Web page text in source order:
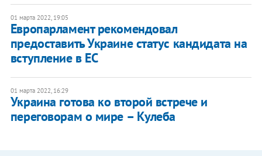
01 марта 2022, 19:05
Европарламент рекомендовал
предоставить Украине статус кандидата на
вступление в ЕС
01 марта 2022, 16:29
Украина готова ко второй встрече и
переговорам о мире – Кулеба